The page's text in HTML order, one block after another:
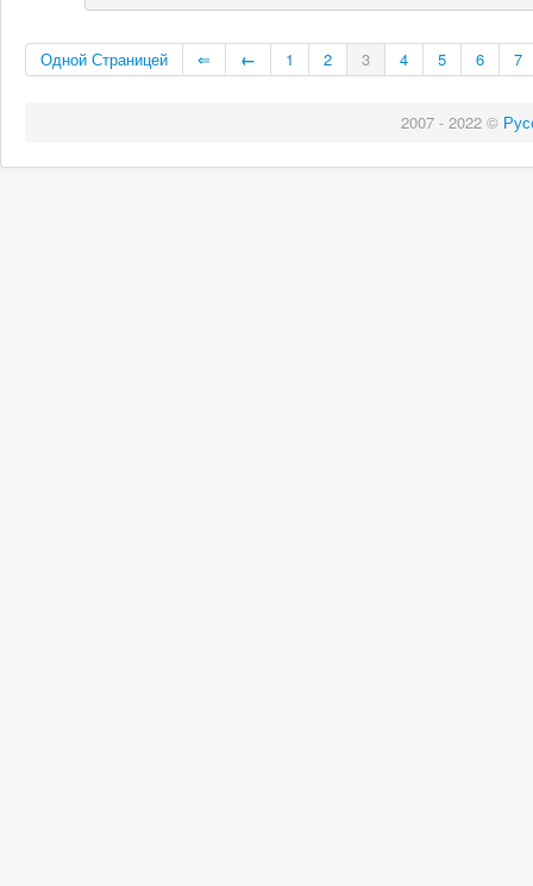
Одной Страницей ⇐ ← 1 2 3 4 5 6 7
2007 - 2022 ©